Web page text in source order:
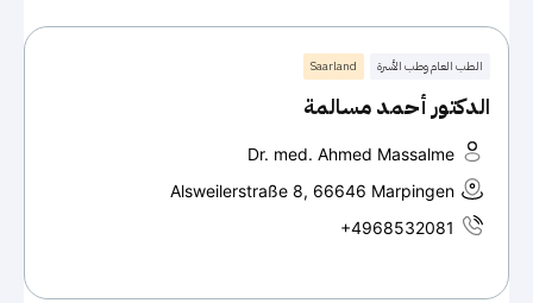
الطب العام وطب الأسرة Saarland
الدكتور أحمد مسالمة
Dr. med. Ahmed Massalme
Alsweilerstraße 8, 66646 Marpingen
+4968532081